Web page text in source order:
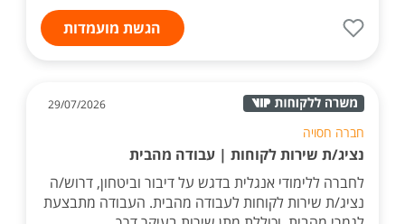
הגשת מועמדות
29/07/2026
חברה חסויה
נציג/ת שירות לקוחות | עבודה מהבית
לחברה ללימודי אנגלית בדגש על דיבור וביטחון, דרוש/ה
נציג/ת שירות לקוחות לעבודה מהבית. העבודה מתבצעת